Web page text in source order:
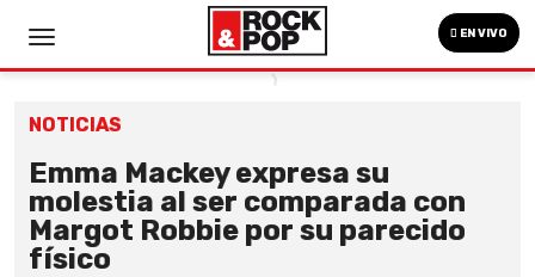
EN VIVO
NOTICIAS
Emma Mackey expresa su
molestia al ser comparada con
Margot Robbie por su parecido
físico